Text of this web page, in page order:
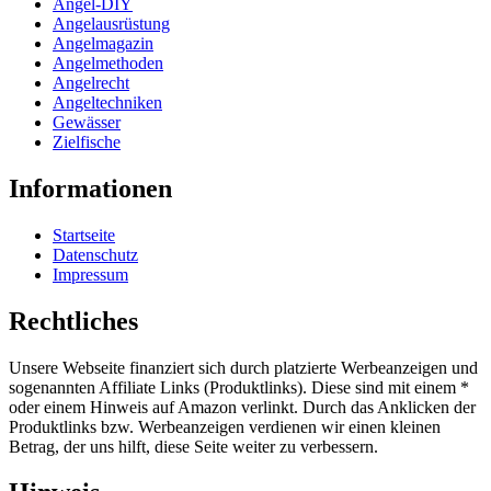
Angelausrüstung
Angelmagazin
Angelmethoden
Angelrecht
Angeltechniken
Gewässer
Zielfische
Informationen
Startseite
Datenschutz
Impressum
Rechtliches
Unsere Webseite finanziert sich durch platzierte Werbeanzeigen und
sogenannten Affiliate Links (Produktlinks). Diese sind mit einem *
oder einem Hinweis auf Amazon verlinkt. Durch das Anklicken der
Produktlinks bzw. Werbeanzeigen verdienen wir einen kleinen
Betrag, der uns hilft, diese Seite weiter zu verbessern.